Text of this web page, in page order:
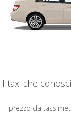
Il taxi che conosci
prezzo da